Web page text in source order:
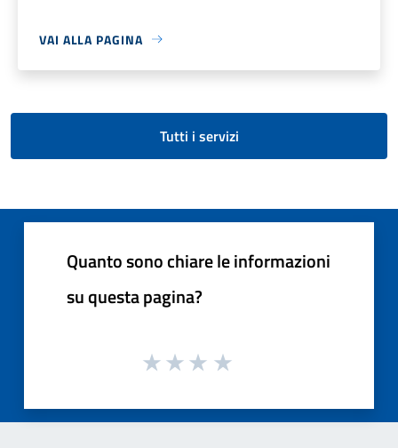
VAI ALLA PAGINA
Tutti i servizi
Quanto sono chiare le informazioni
su questa pagina?